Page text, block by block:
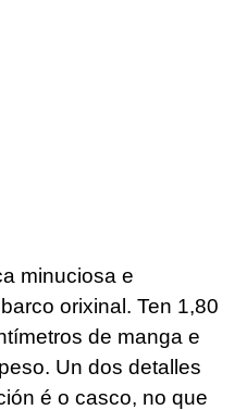
minuciosa e
orixinal. Ten 1,80
de manga e
Un dos detalles
é o casco, no que